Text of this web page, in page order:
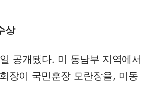
상
공개됐다. 미 동남부 지역에서
장이 국민훈장 모란장을, 미동